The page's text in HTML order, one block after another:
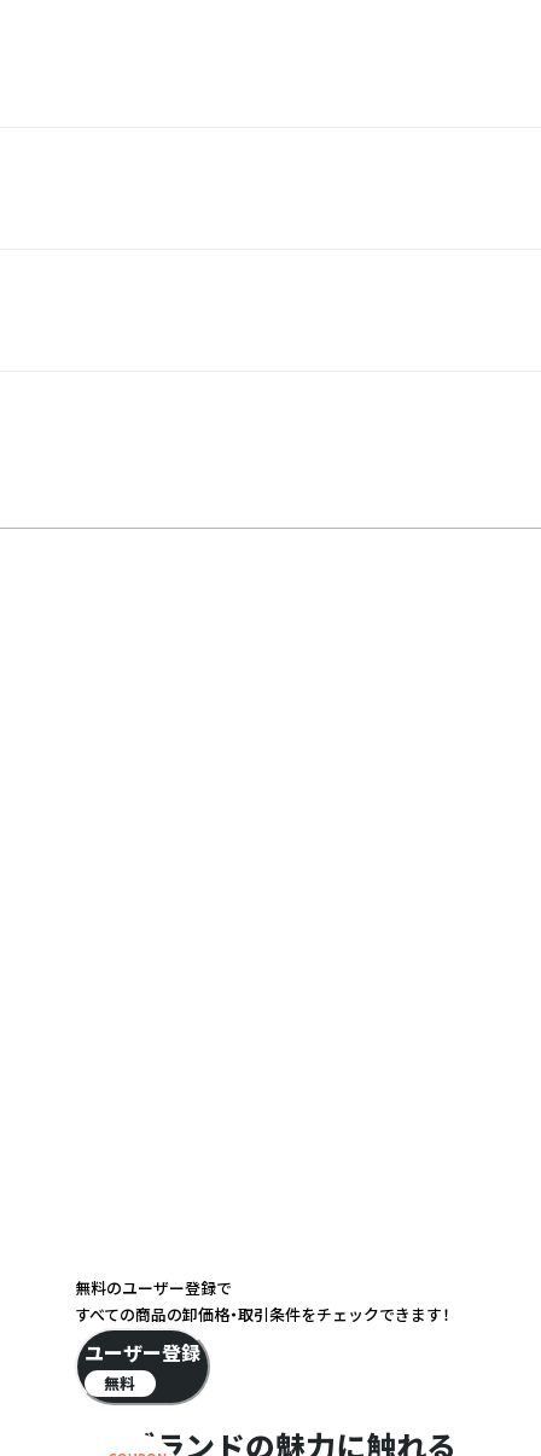
ブランドの魅力に触れる
無料のユーザー登録で
すべての商品の卸価格・取引条件をチェックできます！
ユーザー登録
無料